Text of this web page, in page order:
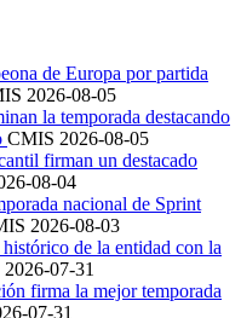
de Europa por partida
2026-08-05
la temporada destacando
CMIS 2026-08-05
firman un destacado
08-04
nacional de Sprint
2026-08-03
de la entidad con la
2026-07-31
firma la mejor temporada
07-31